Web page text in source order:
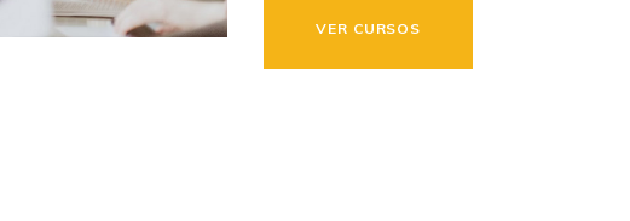
VER CURSOS